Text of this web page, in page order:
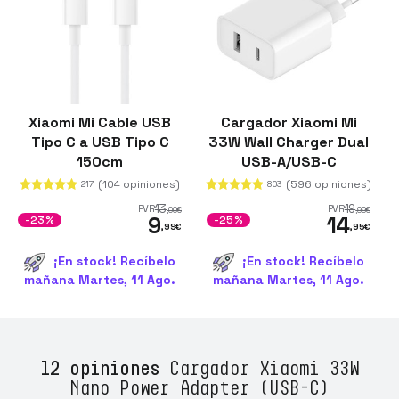
Xiaomi Mi Cable USB
Tipo C a USB Tipo C
150cm
217 (104 opiniones)
PVR13,00€
9,99€
-23%
¡En stock! Recíbelo
mañana Martes, 11 Ago.
Cargador Xiaomi Mi
33W Wall Charger Dual
USB-A/USB-C
803 (596 opiniones)
PVR19,99€
14,95€
-25%
¡En stock! Recíbelo
mañana Martes, 11 Ago.
12 opiniones Cargador Xiaomi 33W
Nano Power Adapter (USB-C)